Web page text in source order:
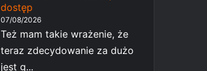
dostęp
07/08/2026
Też mam takie wrażenie, że
teraz zdecydowanie za dużo
jest g...